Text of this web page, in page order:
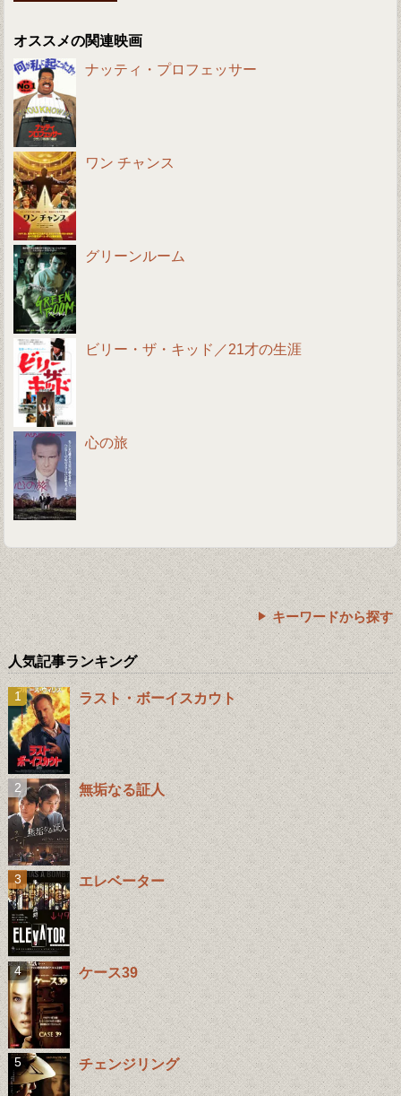
オススメの関連映画
ナッティ・プロフェッサー
ワン チャンス
グリーンルーム
ビリー・ザ・キッド／21才の生涯
心の旅
キーワードから探す
人気記事ランキング
ラスト・ボーイスカウト
無垢なる証人
エレベーター
ケース39
チェンジリング